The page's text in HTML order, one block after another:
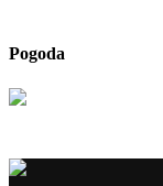
Pogoda